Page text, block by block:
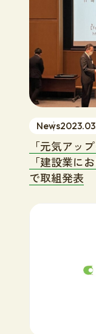
News
「元気アッ
「建設業に
で取組発表